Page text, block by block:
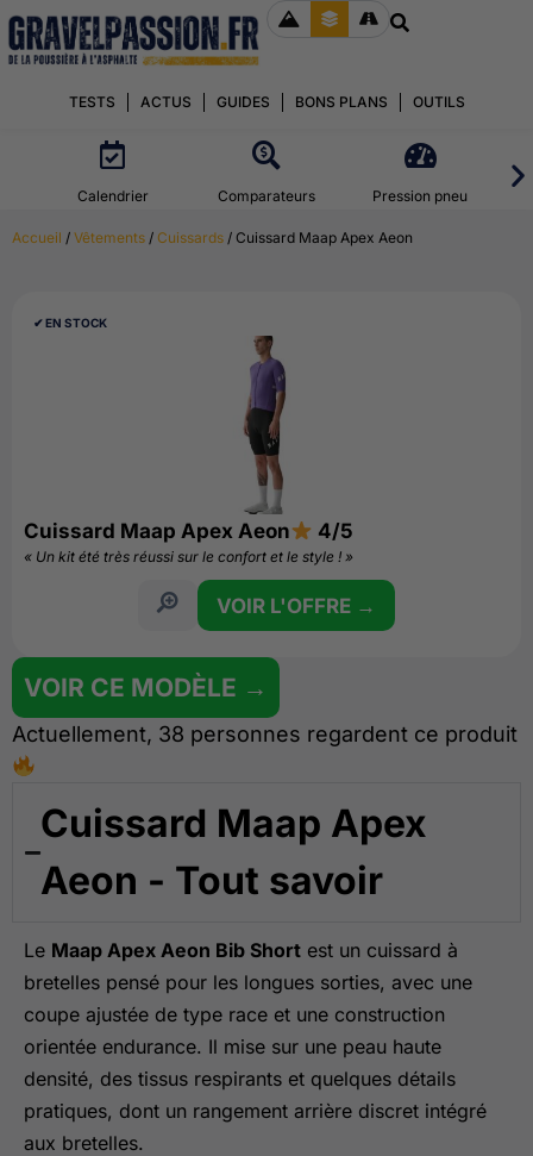
TESTS ACTUS GUIDES BONS PLANS OUTILS
Calendrier Comparateurs Pression pneu
Accueil / Vêtements / Cuissards / Cuissard Maap Apex Aeon
VOIR CE MODÈLE →
Actuellement, 38 personnes regardent ce produit
Cuissard Maap Apex
Aeon - Tout savoir
Le Maap Apex Aeon Bib Short est un cuissard à
bretelles pensé pour les longues sorties, avec une
coupe ajustée de type race et une construction
orientée endurance. Il mise sur une peau haute
densité, des tissus respirants et quelques détails
pratiques, dont un rangement arrière discret intégré
aux bretelles.
✔︎ EN STOCK
Cuissard Maap Apex Aeon 4/5
« Un kit été très réussi sur le confort et le style ! »
VOIR L'OFFRE →